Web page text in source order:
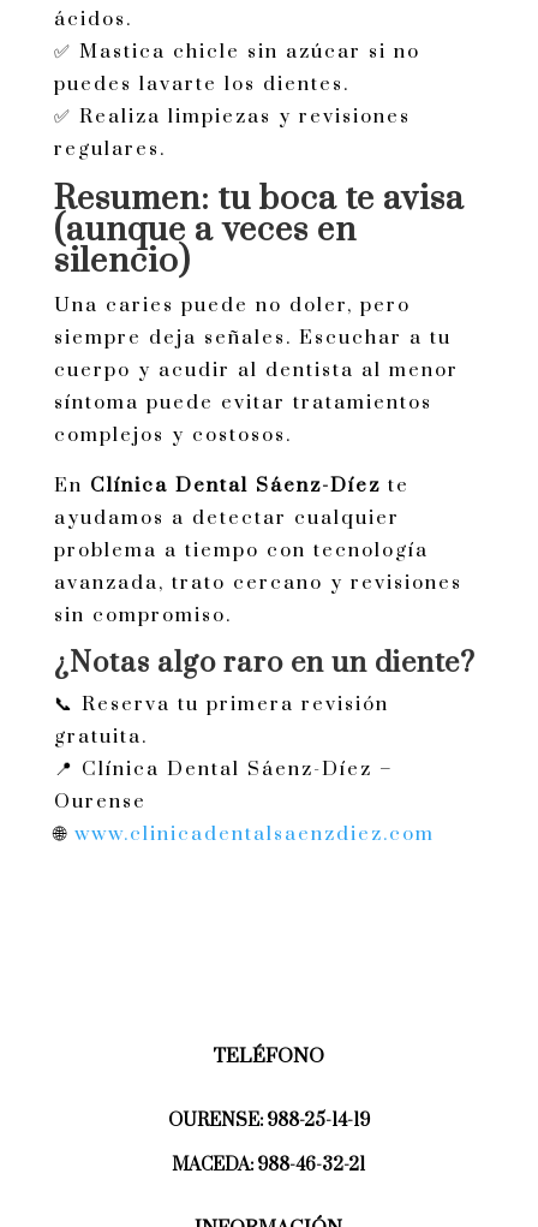
ácidos.
✅ Mastica chicle sin azúcar si no
puedes lavarte los dientes.
✅ Realiza limpiezas y revisiones
regulares.
Resumen: tu boca te avisa
(aunque a veces en
silencio)
Una caries puede no doler, pero
siempre deja señales. Escuchar a tu
cuerpo y acudir al dentista al menor
síntoma puede evitar tratamientos
complejos y costosos.
En Clínica Dental Sáenz-Díez te
ayudamos a detectar cualquier
problema a tiempo con tecnología
avanzada, trato cercano y revisiones
sin compromiso.
¿Notas algo raro en un diente?
📞 Reserva tu primera revisión
gratuita.
📍 Clínica Dental Sáenz-Díez –
Ourense
🌐 www.clinicadentalsaenzdiez.com
TELÉFONO
OURENSE: 988-25-14-19
MACEDA: 988-46-32-21